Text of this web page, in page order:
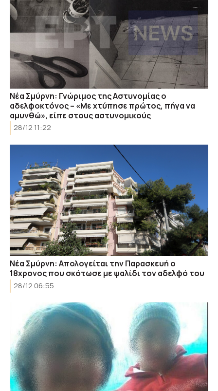
Νέα Σμύρνη: Γνώριμος της Αστυνομίας ο
αδελφοκτόνος – «Με χτύπησε πρώτος, πήγα να
αμυνθώ», είπε στους αστυνομικούς
28/12 11:22
Νέα Σμύρνη: Απολογείται την Παρασκευή ο
18χρονος που σκότωσε με ψαλίδι τον αδελφό του
28/12 06:55